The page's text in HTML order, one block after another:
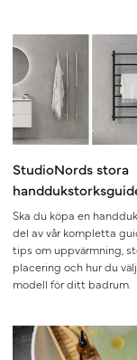
StudioNords stora
Ska du köpa en
del av vår kompletta
tips om uppvärmning,
placering och hur du
modell för ditt badrum.